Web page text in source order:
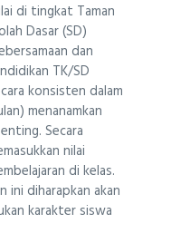
di tingkat Taman
Dasar (SD)
dan
TK/SD
konsisten dalam
menanamkan
Secara
nilai
di kelas.
ini diharapkan akan
karakter siswa